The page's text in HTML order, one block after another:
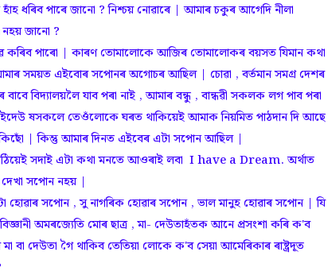
ধৰিব পাৰে জানো ? নিশ্চয় নোৱাৰে | আমাৰ চকুৰ আগেদি নীলা
নহয় জানো ?
পাৰো | কাৰণ তোমালোকে আজিৰ তোমালোকৰ বয়সত যিমান কথা
সময়ত এইবোৰ সপোনৰ অগোচৰ আছিল | চোৱা , বৰ্তমান সমগ্র দেশৰ
বিদ্যালয়লৈ যাব পৰা নাই , আমাৰ বন্ধু , বান্ধৱী সকলক লগ পাব পৰা
ষসকলে তেওঁলোকে ঘৰত থাকিয়েই আমাক নিয়মিত পাঠদান দি আছে
| কিন্তু আমাৰ দিনত এইবেৰ এটা সপোন আছিল |
সদাই এটা কথা মনতে আওৰাই লবা I have a Dream. অৰ্থাত
সপোন নহয় |
সপোন , সু নাগৰিক হোৱাৰ সপোন , ভাল মানুহ হোৱাৰ সপোন | যি
অমৰজ্যেতি মোৰ ছাত্র , মা- দেউতাহঁতক আনে প্রসংশা কৰি ক'ব
বা দেউতা গৈ থাকিব তেতিয়া লোকে ক'ব সেয়া আমেৰিকাৰ ৰাষ্ট্রদূত